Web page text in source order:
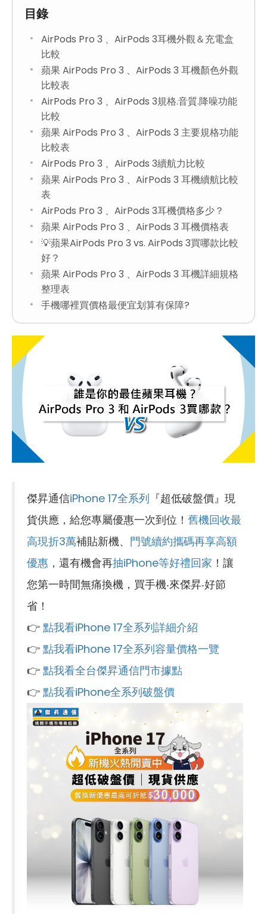
目錄
AirPods Pro 3 、AirPods 3耳機外觀＆充電盒
比較
蘋果 AirPods Pro 3 、AirPods 3 耳機顏色外觀
比較表
AirPods Pro 3 、AirPods 3規格.音質.降噪功能
比較
蘋果 AirPods Pro 3 、AirPods 3 主要規格功能
比較表
AirPods Pro 3 、AirPods 3續航力比較
蘋果 AirPods Pro 3 、AirPods 3 耳機續航比較
表
AirPods Pro 3 、AirPods 3耳機價格多少？
蘋果 AirPods Pro 3 、AirPods 3 耳機價格表
💡蘋果AirPods Pro 3 vs. AirPods 3買哪款比較
好？
蘋果 AirPods Pro 3 、AirPods 3 耳機詳細規格
整理表
手機哪裡買價格最便宜划算有保障?
傑昇通信iPhone 17全系列 『超低破盤價』現
貨供應，給您專屬優惠一次到位！ 舊機回收最
高現折3萬補貼新機、 門號續約攜碼再享高額
優惠 ，還有機會再抽iPhone等好禮回家 ！讓
您第一時間無痛換機，買手機‧來傑昇‧好節
省！
👉 點我看iPhone 17全系列詳細介紹
👉 點我看iPhone 17全系列容量價格一覽
👉 點我看全台傑昇通信門市據點
👉 點我看iPhone全系列破盤價